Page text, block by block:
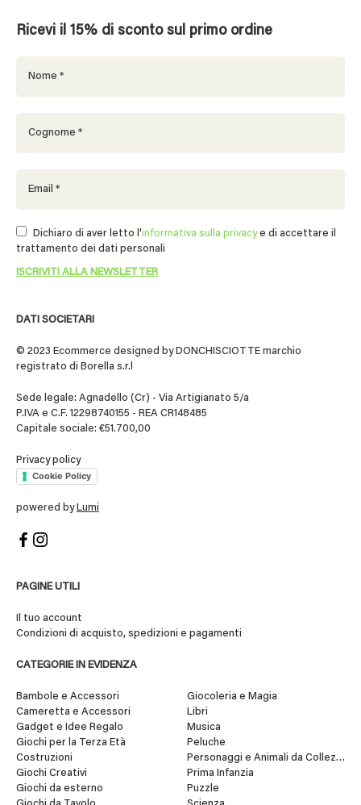
DATI SOCIETARI
© 2023 Ecommerce designed by DONCHISCIOTTE marchio
registrato di Borella s.r.l
Sede legale: Agnadello (Cr) - Via Artigianato 5/a
P.IVA e C.F. 12298740155 - REA CR148485
Capitale sociale: €51.700,00
Privacy policy
Cookie Policy
powered by Lumi
PAGINE UTILI
Il tuo account
Condizioni di acquisto, spedizioni e pagamenti
CATEGORIE IN EVIDENZA
Bambole e Accessori
Cameretta e Accessori
Gadget e Idee Regalo
Giochi per la Terza Età
Costruzioni
Giochi Creativi
Giochi da esterno
Giocoleria e Magia
Libri
Musica
Peluche
Personaggi e Animali da Collezione
Prima Infanzia
Puzzle
Ricevi il 15% di sconto sul primo ordine
Dichiaro di aver letto l'informativa sulla privacye di accettare il
trattamento dei dati personali